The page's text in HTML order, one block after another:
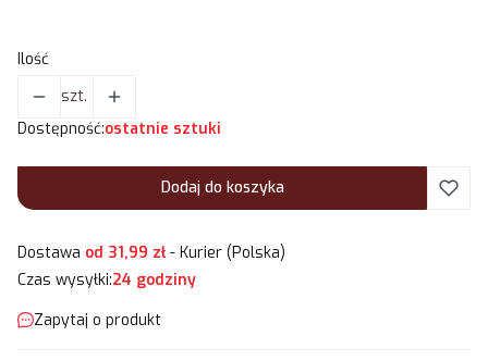
Ilość
szt.
Dostępność:ostatnie sztuki
Dodaj do koszyka
Dostawa od 31,99 zł- Kurier (Polska)
Czas wysyłki:24 godziny
Zapytaj o produkt